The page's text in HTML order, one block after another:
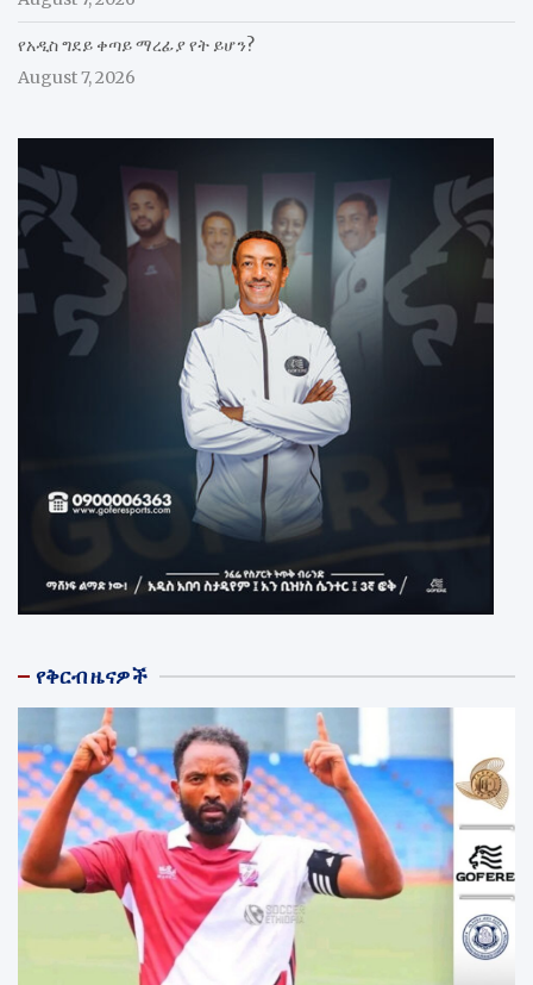
የአዲስ ግደይ ቀጣይ ማረፊያ የት ይሆን?
August 7, 2026
የቅርብ ዜናዎች